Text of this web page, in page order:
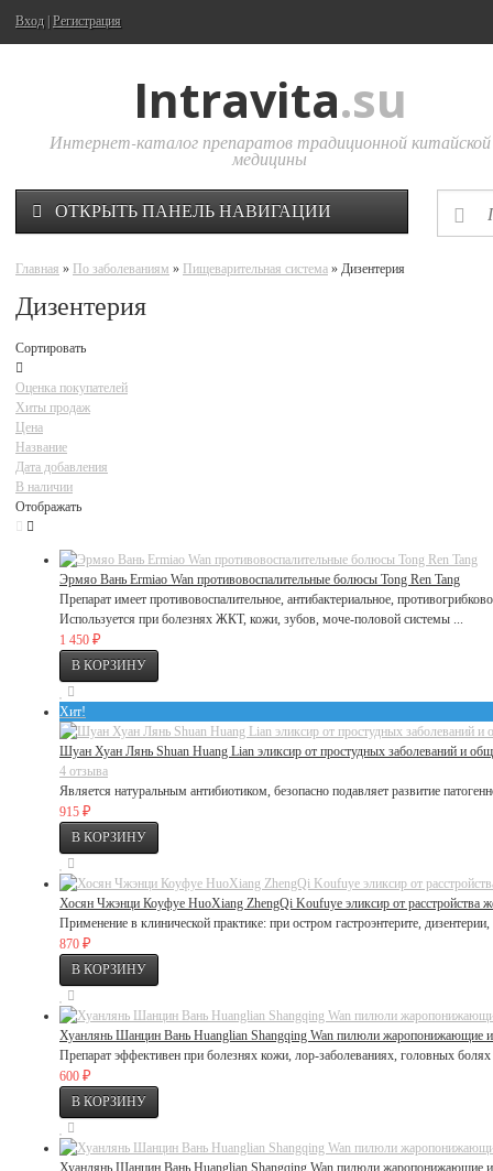
Вход Регистрация
Intravita.su
Интернет-каталог препаратов традиционной китайской
медицины
ОТКРЫТЬ ПАНЕЛЬ НАВИГАЦИИ
Главная » По заболеваниям » Пищеварительная система » Дизентерия
Дизентерия
Сортировать
Оценка покупателей
Хиты продаж
Цена
Название
Дата добавления
В наличии
Отображать
Эрмяо Вань Ermiao Wan противовоспалительные болюсы Tong Ren Tang
Препарат имеет противовоспалительное, антибактериальное,
Используется при болезнях ЖКТ, кожи, зубов, моче-половой системы ...
1 450 ₽
Хит!
Шуан Хуан Лянь Shuan Huang Lian эликсир от простудных заболеваний и
4 отзыва
Является натуральным антибиотиком, безопасно подавляет развитие
915 ₽
Хосян Чжэнци Коуфуе HuoXiang ZhengQi Koufuye эликсир от расстройства
Применение в клинической практике: при остром гастроэнтерите,
870 ₽
Хуанлянь Шанцин Вань Huanglian Shangqing Wan пилюли жаропонижающие
Препарат эффективен при болезнях кожи, лор-заболеваниях, головных
600 ₽
Хуанлянь Шанцин Вань Huanglian Shangqing Wan пилюли жаропонижающие